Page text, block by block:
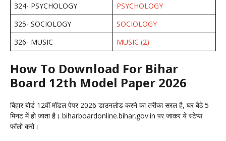
324- PSYCHOLOGY
PSYCHOLOGY
325- SOCIOLOGY
SOCIOLOGY
326- MUSIC
MUSIC (2)
How To Download For Bihar
Board 12th Model Paper 2026
बिहार बोर्ड 12वीं मॉडल पेपर 2026 डाउनलोड करने का तरीका सरल है, घर बैठे 5
मिनट में हो जाता है। biharboardonline.bihar.gov.in पर जाकर ये स्टेप्स
फॉलो करो।